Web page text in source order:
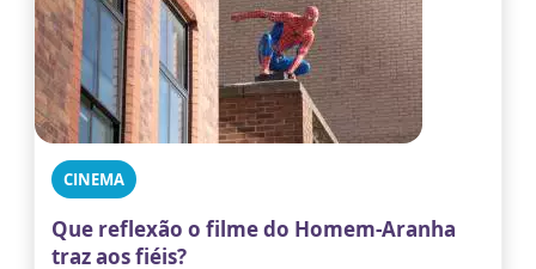
CINEMA
Que reflexão o filme do Homem-Aranha
traz aos fiéis?